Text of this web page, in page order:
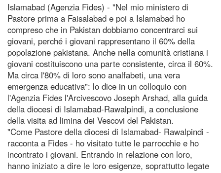
Islamabad (Agenzia Fides) - "Nel mio ministero di
Pastore prima a Faisalabad e poi a Islamabad ho
compreso che in Pakistan dobbiamo concentrarci sui
giovani, perché i giovani rappresentano il 60% della
popolazione pakistana. Anche nella comunità cristiana i
giovani costituiscono una parte consistente, circa il 60%.
Ma circa l'80% di loro sono analfabeti, una vera
emergenza educativa": lo dice in un colloquio con
l'Agenzia Fides l'Arcivescovo Joseph Arshad, alla guida
della diocesi di Islamabad-Rawalpindi, a conclusione
della visita ad limina dei Vescovi del Pakistan.
"Come Pastore della diocesi di Islamabad- Rawalpindi -
racconta a Fides - ho visitato tutte le parrocchie e ho
incontrato i giovani. Entrando in relazione con loro,
hanno iniziato a dire le loro esigenze, soprattutto legate